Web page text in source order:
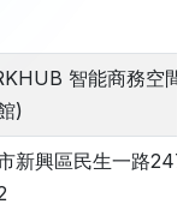
智能商務空間
)
新興區民生一路247